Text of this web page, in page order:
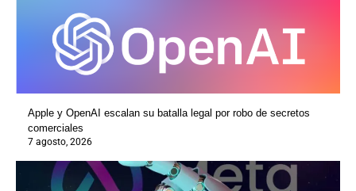
Apple y OpenAI escalan su batalla legal por robo de secretos
comerciales
7 agosto, 2026